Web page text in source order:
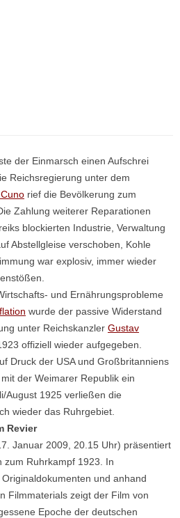
der Einmarsch einen Aufschrei
Reichsregierung unter dem
rief die Bevölkerung zum
Zahlung weiterer Reparationen
blockierten Industrie, Verwaltung
Abstellgleise verschoben, Kohle
war explosiv, immer wieder
und Ernährungsprobleme
wurde der passive Widerstand
unter Reichskanzler Gustav
offiziell wieder aufgegeben.
Druck der USA und Großbritanniens
der Weimarer Republik ein
August 1925 verließen die
wieder das Ruhrgebiet.
Revier
Januar 2009, 20.15 Uhr) präsentiert
zum Ruhrkampf 1923. In
und anhand
Filmmaterials zeigt der Film von
Epoche der deutschen